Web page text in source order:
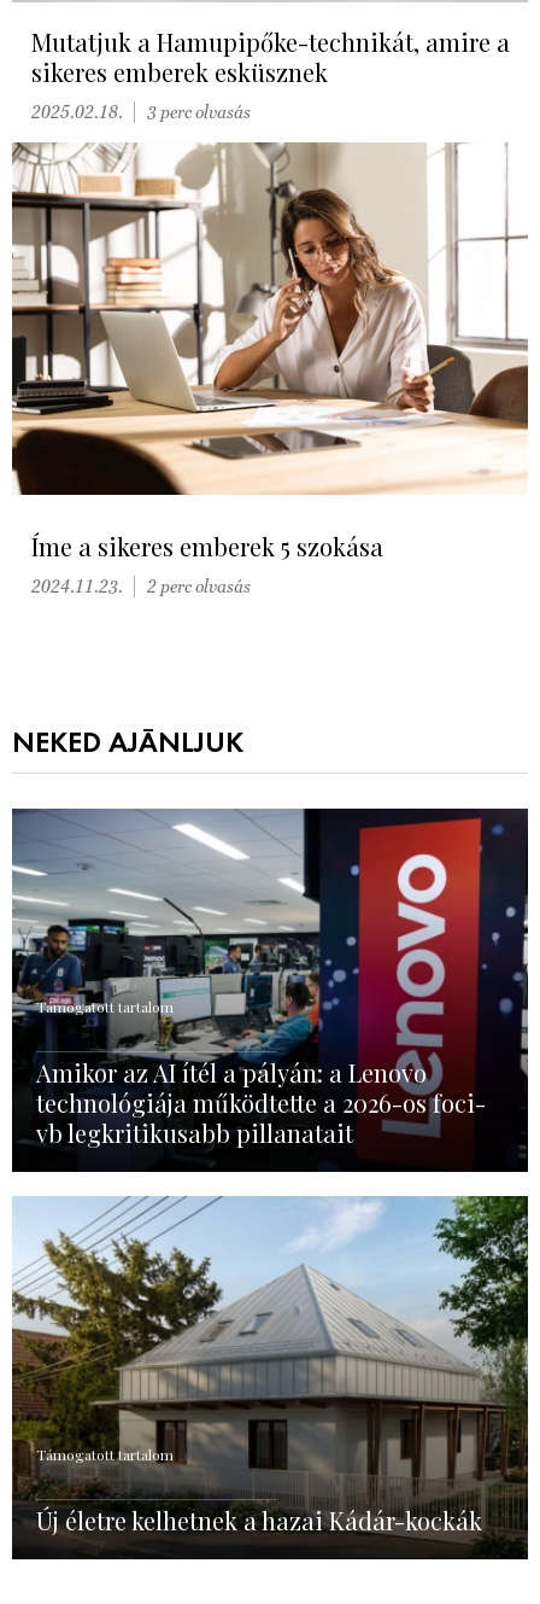
Mutatjuk a Hamupipőke-technikát, amire a
sikeres emberek esküsznek
2025.02.18. 3 perc olvasás
Íme a sikeres emberek 5 szokása
2024.11.23. 2 perc olvasás
NEKED AJÁNLJUK
Támogatott tartalom
Amikor az AI ítél a pályán: a Lenovo
technológiája működtette a 2026-os foci-
vb legkritikusabb pillanatait
Támogatott tartalom
Új életre kelhetnek a hazai Kádár-kockák